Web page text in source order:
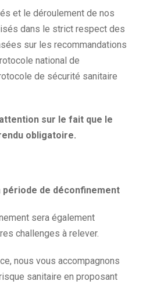
et le déroulement de nos
dans le strict respect des
sur les recommandations
national de
de sécurité sanitaire
sur le fait que le
obligatoire.
période de déconfinement
sera également
challenges à relever.
nous vous accompagnons
sanitaire en proposant